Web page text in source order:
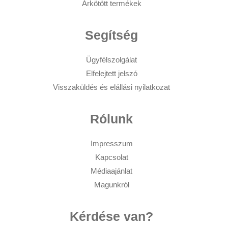
Árkötött termékek
Segítség
Ügyfélszolgálat
Elfelejtett jelszó
Visszaküldés és elállási nyilatkozat
Rólunk
Impresszum
Kapcsolat
Médiaajánlat
Magunkról
Kérdése van?